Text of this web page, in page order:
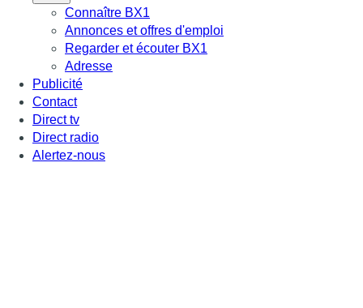
Connaître BX1
Annonces et offres d'emploi
Regarder et écouter BX1
Adresse
Publicité
Contact
Direct tv
Direct radio
Alertez-nous